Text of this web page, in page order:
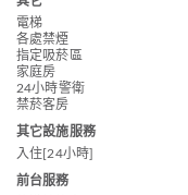
電梯
各處禁煙
指定吸菸區
家庭房
24小時警衛
禁菸客房
其它設施服務
入住[24小時]
前台服務